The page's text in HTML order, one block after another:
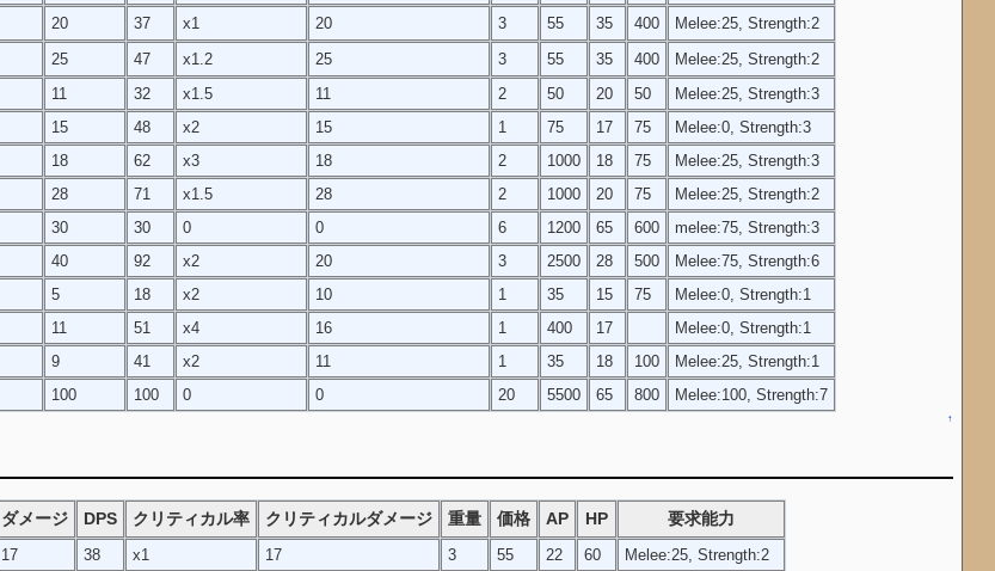
20 37 x1 20 3 55 35 400
Melee:25, Strength:2
25 47 x1.2 25 3 55 35 400
Melee:25, Strength:2
11 32 x1.5 11 2 50 20 50
Melee:25, Strength:3
15 48 x2 15 1 75 17 75
Melee:0, Strength:3
18 62 x3 18 2 1000 18 75
Melee:25, Strength:3
28 71 x1.5 28 2 1000 20 75
Melee:25, Strength:2
30 30 0 0 6 1200 65 600
melee:75, Strength:3
40 92 x2 20 3 2500 28 500
Melee:75, Strength:6
5 18 x2 10 1 35 15 75
Melee:0, Strength:1
11 51 x4 16 1 400 17
Melee:0, Strength:1
9 41 x2 11 1 35 18 100
Melee:25, Strength:1
100 100 0 0 20 5500 65 800 Melee:100, Strength:7
↑
ダメージ DPS クリティカル率 クリティカルダメージ 重量 価格 AP HP 要求能力
17 38 x1 17 3 55 22 60
Melee:25, Strength:2